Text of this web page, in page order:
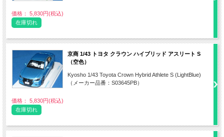
価格： 5,830円(税込)
在庫切れ
京商 1/43 トヨタ クラウン ハイブリッド アスリート S
（空色）
Kyosho 1/43 Toyota Crown Hybrid Athlete S (LightBlue)
（メーカー品番：S03645PB）
価格： 5,830円(税込)
在庫切れ